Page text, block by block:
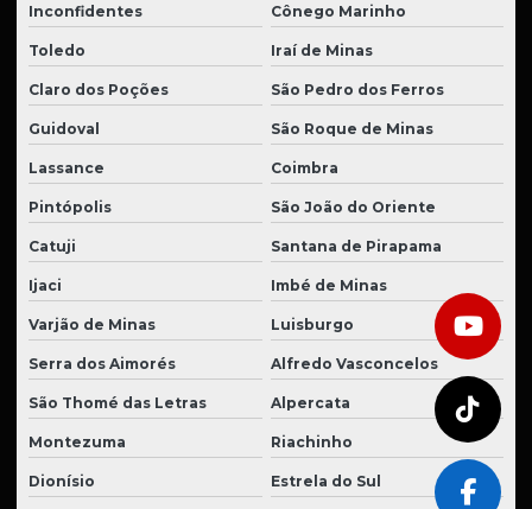
Inconfidentes Cônego Marinho
Toledo Iraí de Minas
Claro dos Poções São Pedro dos Ferros
Guidoval São Roque de Minas
Lassance Coimbra
Pintópolis São João do Oriente
Catuji Santana de Pirapama
Ijaci Imbé de Minas
Varjão de Minas Luisburgo
Serra dos Aimorés Alfredo Vasconcelos
São Thomé das Letras Alpercata
Montezuma Riachinho
Dionísio Estrela do Sul